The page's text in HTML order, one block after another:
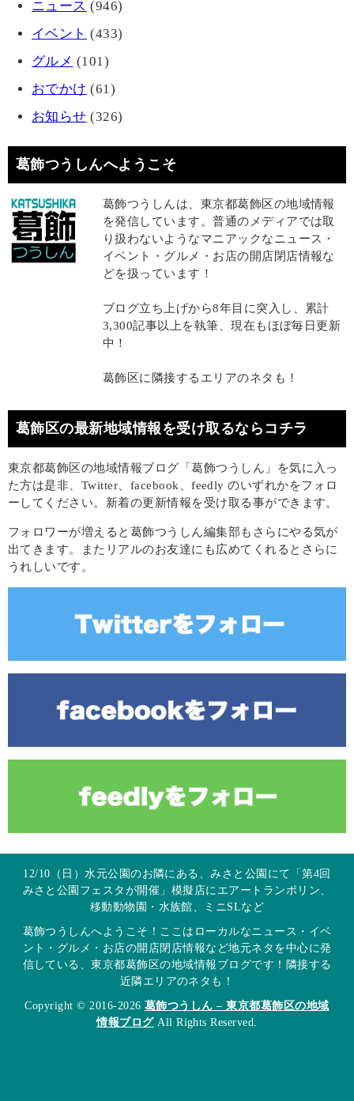
ニュース (946)
イベント (433)
グルメ (101)
おでかけ (61)
お知らせ (326)
葛飾つうしんへようこそ
葛飾つうしんは、東京都葛飾区の地域情報
を発信しています。普通のメディアでは取
り扱わないようなマニアックなニュース・
イベント・グルメ・お店の開店閉店情報な
どを扱っています！
ブログ立ち上げから8年目に突入し、累計
3,300記事以上を執筆、現在もほぼ毎日更新
中！
葛飾区に隣接するエリアのネタも！
葛飾区の最新地域情報を受け取るならコチラ
東京都葛飾区の地域情報ブログ「葛飾つうしん」を気に入っ
た方は是非、Twitter、facebook、feedly のいずれかをフォロ
ーしてください。新着の更新情報を受け取る事ができます。
フォロワーが増えると葛飾つうしん編集部もさらにやる気が
出てきます。またリアルのお友達にも広めてくれるとさらに
うれしいです。
12/10（日）水元公園のお隣にある、みさと公園にて「第4回
みさと公園フェスタが開催」模擬店にエアートランポリン、
移動動物園・水族館、ミニSLなど
葛飾つうしんへようこそ！ここはローカルなニュース・イベ
ント・グルメ・お店の開店閉店情報など地元ネタを中心に発
信している、東京都葛飾区の地域情報ブログです！隣接する
近隣エリアのネタも！
Copyright © 2016-2026 葛飾つうしん – 東京都葛飾区の地域
情報ブログAll Rights Reserved.